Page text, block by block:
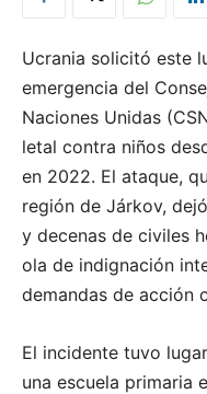
Ucrania solicitó este
emergencia del
Naciones Unidas
letal contra niños
en 2022. El ataque,
región de Járkov,
y decenas de civiles
ola de indignación
demandas de acción
El incidente tuvo
una escuela primaria